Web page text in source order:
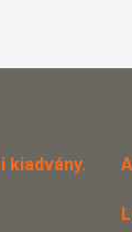
kiadvány.